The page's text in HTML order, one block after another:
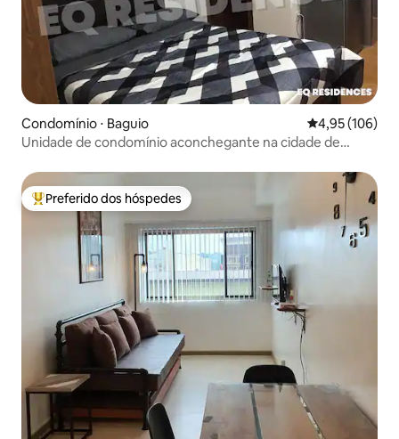
Condomínio ⋅ Baguio 4,95 de uma
4,95 (106)
Unidade de condomínio aconchegante na cidade de
Entre os melhores preferidos dos hóspedes
Preferido dos hóspedes